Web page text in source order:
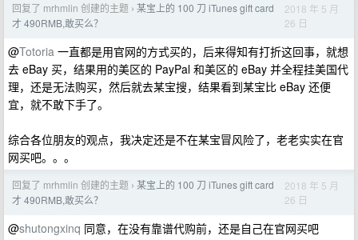
回复了 mrhmlin 创建的主题 › 某宝上的 100 刀 iTunes gift card
才 490RMB,敢买么？
2018 年 5 月
26 日
@Totoria 一直都是用官网的方式买的，后来得知有打折这回事，就想
去 eBay 买，结果用的美区的 PayPal 和美区的 eBay 并全程挂美国代
理，还是无法购买，然后就去某宝搜，结果看到某宝比 eBay 还便
宜，就不敢下手了。
综合各位朋友的观点，我决定还是不在某宝冒风险了，老老实实在官
网买吧。。。
回复了 mrhmlin 创建的主题 › 某宝上的 100 刀 iTunes gift card
才 490RMB,敢买么？
2018 年 5 月
26 日
@shutongxinq 同意，在没有靠谱代购前，还是自己在官网买吧